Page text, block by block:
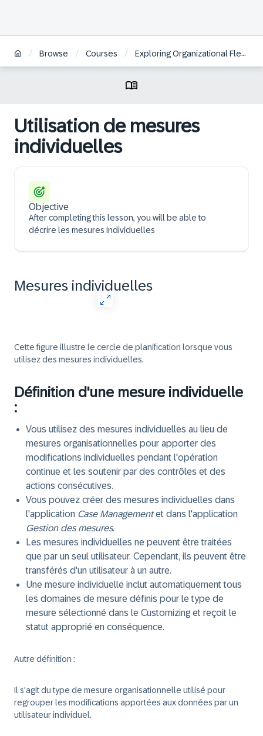
/ Browse / Courses / Exploring Organizational Flexibility in SAP S/4HANA Defense & Security | FR
Utilisation de mesures
individuelles
Objective
After completing this lesson, you will be able to
décrire les mesures individuelles
Mesures individuelles
Cette figure illustre le cercle de planification lorsque vous
utilisez des mesures individuelles.
Définition d'une mesure individuelle
:
Vous utilisez des mesures individuelles au lieu de
mesures organisationnelles pour apporter des
modifications individuelles pendant l'opération
continue et les soutenir par des contrôles et des
actions consécutives.
Vous pouvez créer des mesures individuelles dans
l'application Case Managementet dans l'application
Gestion des mesures.
Les mesures individuelles ne peuvent être traitées
que par un seul utilisateur. Cependant, ils peuvent être
transférés d'un utilisateur à un autre.
Une mesure individuelle inclut automatiquement tous
les domaines de mesure définis pour le type de
mesure sélectionné dans le Customizing et reçoit le
statut approprié en conséquence.
Autre définition :
Il s'agit du type de mesure organisationnelle utilisé pour
regrouper les modifications apportées aux données par un
utilisateur individuel.